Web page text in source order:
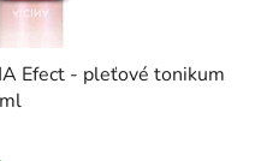
Efect - pleťové tonikum